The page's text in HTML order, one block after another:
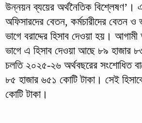
উন্নয়ন ব্যয়ের অর্থনৈতিক বিশ্লেষণ’।
অফিসারদের বেতন, কর্মচারীদের বেতন
ভাগে বরাদ্দের হিসাব দেওয়া হয়।
ভাগে এ হিসাব দেওয়া আছে ৮৯ হাজার
চলতি ২০২৫-২৬ অর্থবছরের সংশোধিত
৮৫ হাজার ৬৫১ কোটি টাকা। সেই
কোটি টাকা।